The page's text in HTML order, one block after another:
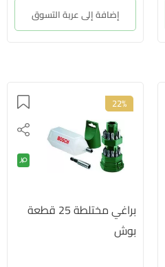
إضافة إلى عربة التسوق
22%
براغي مختلطة 25 قطعة
بوش